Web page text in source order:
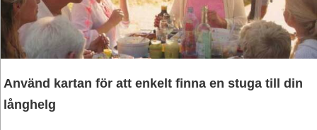
Husägare
Se hur mycket du kan tjäna
hyresintäkt
Använd kartan för att enkelt finna en stuga till din
långhelg